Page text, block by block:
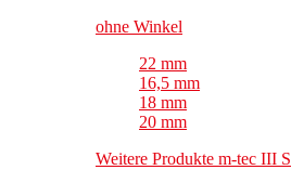
ohne Winkel
22 mm
16,5 mm
18 mm
20 mm
Weitere Produkte m-tec III S